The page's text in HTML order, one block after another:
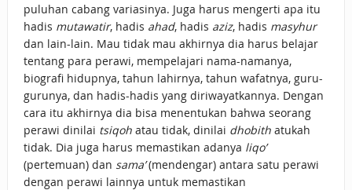
puluhan cabang variasinya. Juga harus mengerti apa itu
hadis mutawatir, hadis ahad, hadis aziz, hadis masyhur
dan lain-lain. Mau tidak mau akhirnya dia harus belajar
tentang para perawi, mempelajari nama-namanya,
biografi hidupnya, tahun lahirnya, tahun wafatnya, guru-
gurunya, dan hadis-hadis yang diriwayatkannya. Dengan
cara itu akhirnya dia bisa menentukan bahwa seorang
perawi dinilai tsiqohatau tidak, dinilai dhobithatukah
tidak. Dia juga harus memastikan adanya liqo’
(pertemuan) dan sama’(mendengar) antara satu perawi
dengan perawi lainnya untuk memastikan